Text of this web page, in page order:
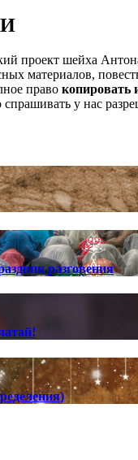
проект шейха
материалов,
право копировать
у нас
разговения